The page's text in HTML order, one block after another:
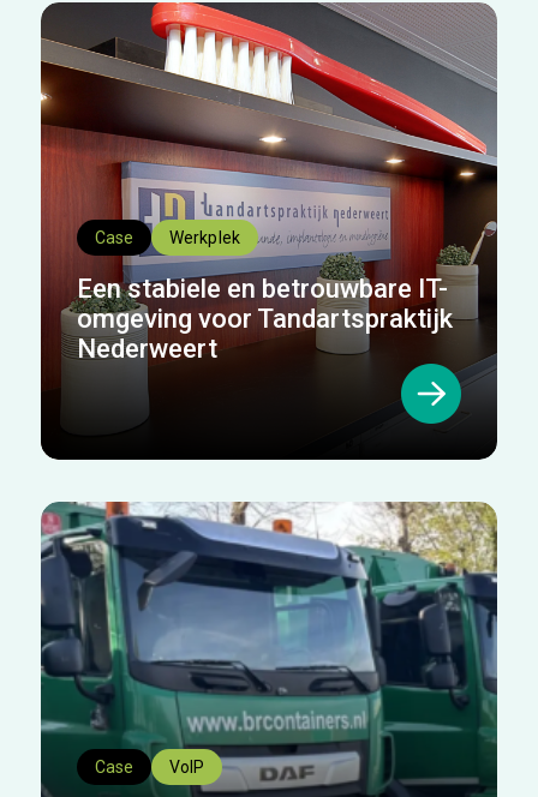
Case Werkplek
Een stabiele en betrouwbare IT-
omgeving voor Tandartspraktijk
Nederweert
Case VoIP